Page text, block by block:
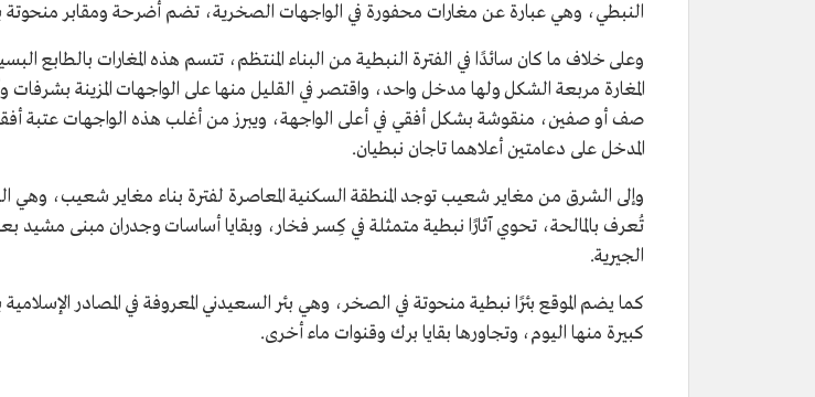
النبطي، وهي عبارة عن مغارات محفورة في الواجهات الصخرية، تضم أضرحة ومقابر منحوتة
وعلى خلاف ما كان سائدًا في الفترة النبطية من البناء المنتظم، تتسم هذه المغارات بالطابع
المغارة مربعة الشكل ولها مدخل واحد، واقتصر في القليل منها على الواجهات المزينة
صف أو صفين، منقوشة بشكل أفقي في أعلى الواجهة، ويبرز من أغلب هذه الواجهات عتبة
المدخل على دعامتين أعلاهما تاجان نبطيان.
وإلى الشرق من مغاير شعيب توجد المنطقة السكنية المعاصرة لفترة بناء مغاير شعيب، وهي
تُعرف بالمالحة، تحوي آثارًا نبطية متمثلة في كِسر فخار، وبقايا أساسات وجدران مبنى مشيد
الجيرية.
كما يضم الموقع بئرًا نبطية منحوتة في الصخر، وهي بئر السعيدني المعروفة في المصادر
كبيرة منها اليوم، وتجاورها بقايا برك وقنوات ماء أخرى.